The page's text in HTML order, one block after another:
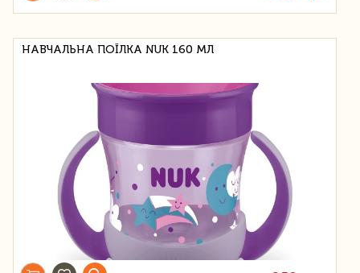
НАВЧАЛЬНА ПОЇЛКА NUK 160 МЛ